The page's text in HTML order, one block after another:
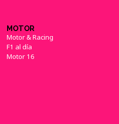
MOTOR
Motor & Racing
F1 al día
Motor 16